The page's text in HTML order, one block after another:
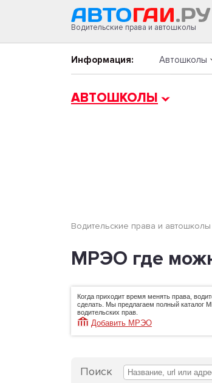
Водительские права и автошколы
Информация: Автошколы
АВТОШКОЛЫ
Водительские права и автошколы
МРЭО где
Когда приходит время менять права,
сделать. Мы предлагаем полный каталог
водительских прав.
Добавить МРЭО
Поиск